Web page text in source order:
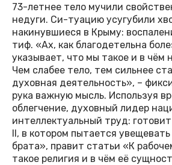
73-летнее тело мучили
недуги. Си-туацию усугубили
накинувшиеся в Крыму:
тиф. «Ах, как благодетельна
указывает, что мы такое и в чём
Чем слабее тело, тем сильнее
духовная деятельность», –
рука важную мысль. Используя
облегчение, духовный лидер
интеллектуальный труд:
II, в котором пытается
брата», правит статьи «К
такое религия и в чём её